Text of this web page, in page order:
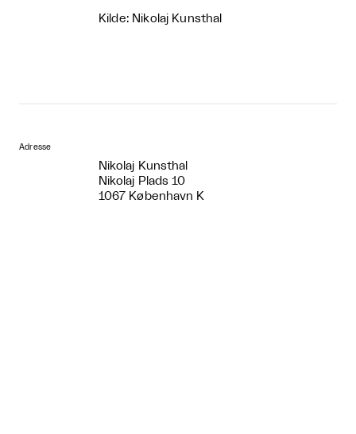
Kilde: Nikolaj Kunsthal
Adresse
Nikolaj Kunsthal
Nikolaj Plads 10
1067 København K